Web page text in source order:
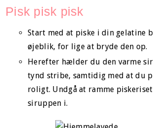
Pisk pisk pisk
Start med at piske i din gelatine
øjeblik, for lige at bryde den op.
Herefter hælder du den varme
tynd stribe, samtidig med at du
roligt. Undgå at ramme
siruppen i.